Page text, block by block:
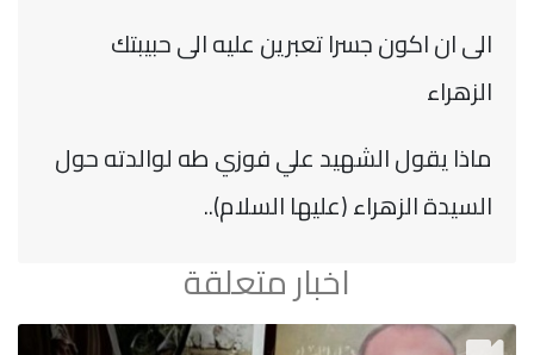
الى ان اكون جسرا تعبرين عليه الى حبيبتك
الزهراء
ماذا يقول الشهيد علي فوزي طه لوالدته حول
السيدة الزهراء (عليها السلام)..
اخبار متعلقة